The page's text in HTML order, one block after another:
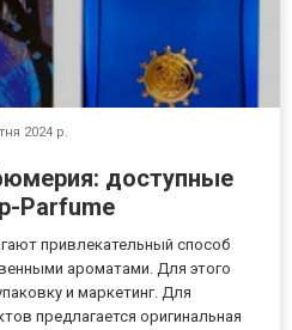
2024 р.
доступные
Parfume
привлекательный способ
ароматами. Для этого
и маркетинг. Для
предлагается оригинальная